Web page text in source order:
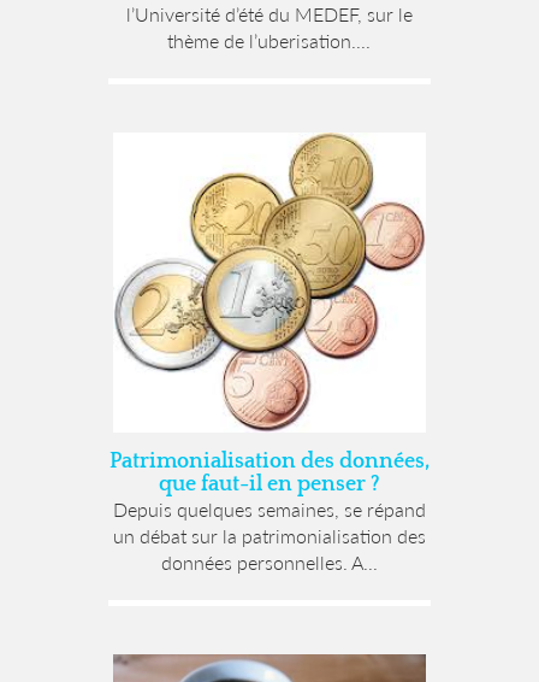
l’Université d’été du MEDEF, sur le
thème de l’uberisation....
Patrimonialisation des données,
que faut-il en penser ?
Depuis quelques semaines, se répand
un débat sur la patrimonialisation des
données personnelles. A...